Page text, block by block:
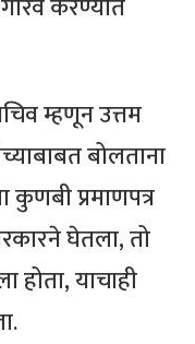
म्हणून उत्तम
बोलताना
प्रमाणपत्र
घेतला, तो
होता, याचाही